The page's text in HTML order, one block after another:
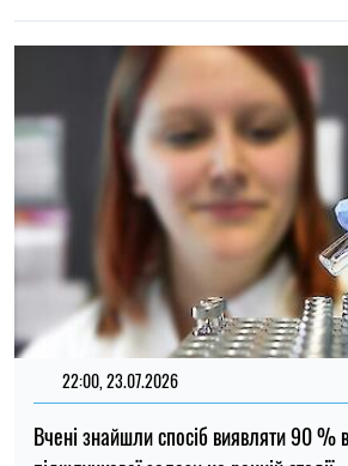
22:00, 23.07.2026
Вчені знайшли спосіб виявляти 90 %